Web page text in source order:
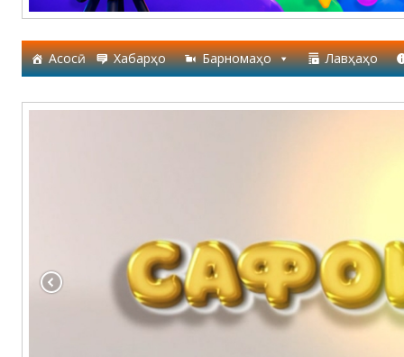
Асосӣ Хабарҳо Барномаҳо Лавҳаҳо